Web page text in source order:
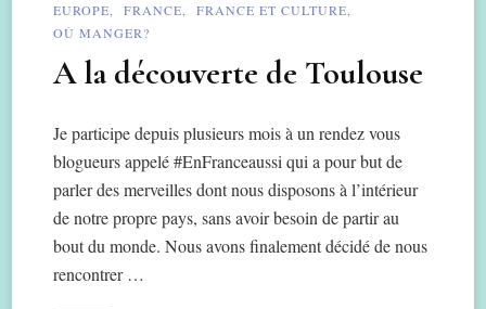
EUROPE FRANCE
FRANCE ET CULTURE
OÙ MANGER?
A la découverte de Toulouse
Je participe depuis plusieurs mois à un rendez vous
blogueurs appelé #EnFranceaussi qui a pour but de
parler des merveilles dont nous disposons à l’intérieur
de notre propre pays, sans avoir besoin de partir au
bout du monde. Nous avons finalement décidé de nous
rencontrer …